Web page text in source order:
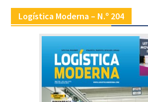
Logística Moderna – N.º 204